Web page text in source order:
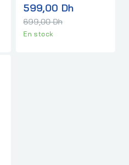
599,00 DhPrix
699,00 Dh
En stock